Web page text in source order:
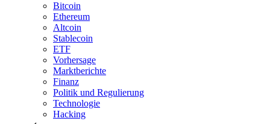
Bitcoin
Ethereum
Altcoin
Stablecoin
ETF
Vorhersage
Marktberichte
Finanz
Politik und Regulierung
Technologie
Hacking